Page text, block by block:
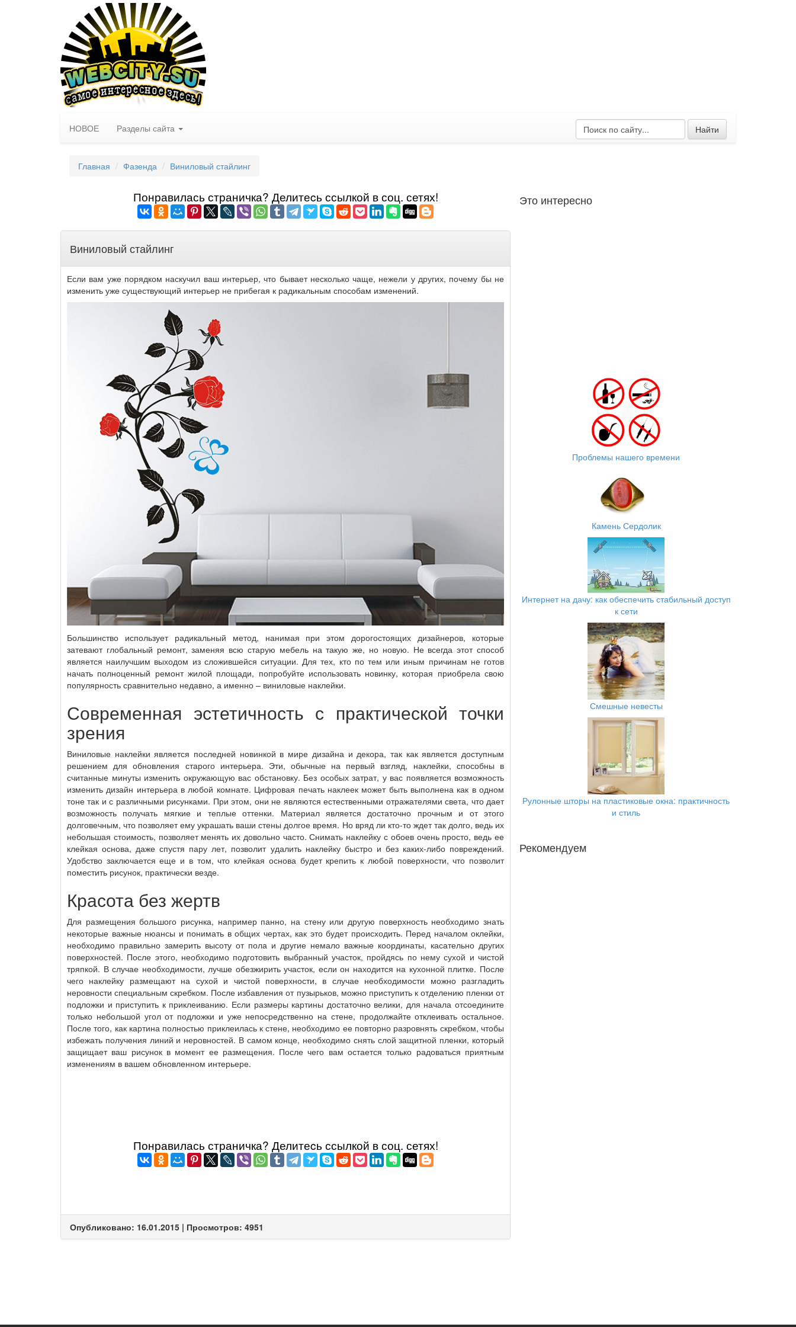
НОВОЕ Разделы сайта Найти
Главная Фазенда Виниловый стайлинг
Понравилась страничка? Делитеcь ссылкой в соц. сетях!
Виниловый стайлинг
Если вам уже порядком наскучил ваш интерьер, что бывает несколько чаще, нежели у других, почему бы не
изменить уже существующий интерьер не прибегая к радикальным способам изменений.
Большинство использует радикальный метод, нанимая при этом дорогостоящих дизайнеров, которые
затевают глобальный ремонт, заменяя всю старую мебель на такую же, но новую. Не всегда этот способ
является наилучшим выходом из сложившейся ситуации. Для тех, кто по тем или иным причинам не готов
начать полноценный ремонт жилой площади, попробуйте использовать новинку, которая приобрела свою
популярность сравнительно недавно, а именно – виниловые наклейки.
Современная эстетичность с практической точки
зрения
Виниловые наклейки является последней новинкой в мире дизайна и декора, так как является доступным
решением для обновления старого интерьера. Эти, обычные на первый взгляд, наклейки, способны в
считанные минуты изменить окружающую вас обстановку. Без особых затрат, у вас появляется возможность
изменить дизайн интерьера в любой комнате. Цифровая печать наклеек может быть выполнена как в одном
тоне так и с различными рисунками. При этом, они не являются естественными отражателями света, что дает
возможность получать мягкие и теплые оттенки. Материал является достаточно прочным и от этого
долговечным, что позволяет ему украшать ваши стены долгое время. Но вряд ли кто-то ждет так долго, ведь их
небольшая стоимость, позволяет менять их довольно часто. Снимать наклейку с обоев очень просто, ведь ее
клейкая основа, даже спустя пару лет, позволит удалить наклейку быстро и без каких-либо повреждений.
Удобство заключается еще и в том, что клейкая основа будет крепить к любой поверхности, что позволит
поместить рисунок, практически везде.
Красота без жертв
Для размещения большого рисунка, например панно, на стену или другую поверхность необходимо знать
некоторые важные нюансы и понимать в общих чертах, как это будет происходить. Перед началом оклейки,
необходимо правильно замерить высоту от пола и другие немало важные координаты, касательно других
поверхностей. После этого, необходимо подготовить выбранный участок, пройдясь по нему сухой и чистой
тряпкой. В случае необходимости, лучше обезжирить участок, если он находится на кухонной плитке. После
чего наклейку размещают на сухой и чистой поверхности, в случае необходимости можно разгладить
неровности специальным скребком. После избавления от пузырьков, можно приступить к отделению пленки от
подложки и приступить к приклеиванию. Если размеры картины достаточно велики, для начала отсоедините
только небольшой угол от подложки и уже непосредственно на стене, продолжайте отклеивать остальное.
После того, как картина полностью приклеилась к стене, необходимо ее повторно разровнять скребком, чтобы
избежать получения линий и неровностей. В самом конце, необходимо снять слой защитной пленки, который
защищает ваш рисунок в момент ее размещения. После чего вам остается только радоваться приятным
изменениям в вашем обновленном интерьере.
Понравилась страничка? Делитеcь ссылкой в соц. сетях!
Опубликовано: 16.01.2015 | Просмотров: 4951
Это интересно
Проблемы нашего времени
Камень Сердолик
Интернет на дачу: как обеспечить стабильный доступ
к сети
Смешные невесты
Рулонные шторы на пластиковые окна: практичность
и стиль
Рекомендуем